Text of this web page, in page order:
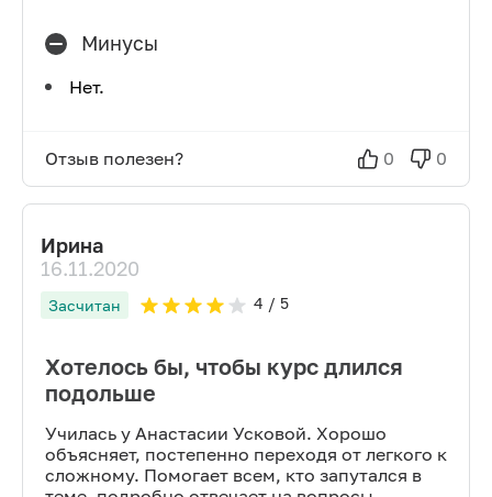
Минусы
Нет.
Отзыв полезен? 0 0
Ирина
16.11.2020
Засчитан 4 / 5
Хотелось бы, чтобы курс длился
подольше
Училась у Анастасии Усковой. Хорошо
объясняет, постепенно переходя от легкого к
сложному. Помогает всем, кто запутался в